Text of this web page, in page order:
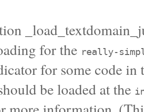
for the really-
for some code
be loaded at the